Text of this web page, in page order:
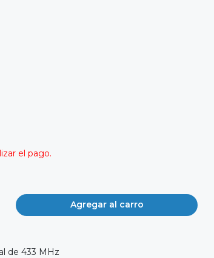
el pago.
Agregar al carro
de 433 MHz